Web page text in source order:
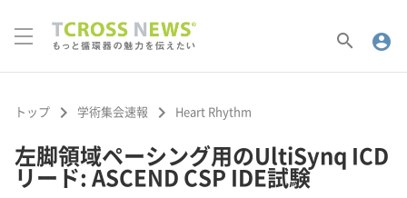
search account_circle
トップ keyboard_arrow_right 学術集会速報 keyboard_arrow_right Heart Rhythm
左脚領域ペーシング用のUltiSynq ICD
リード: ASCEND CSP IDE試験